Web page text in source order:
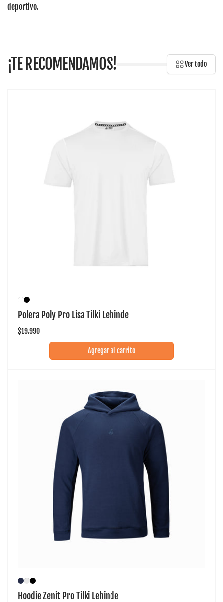
deportivo.
¡TE RECOMENDAMOS! Ver todo
Polera Poly Pro Lisa Tilki Lehinde
Precio
$19.990
Agregar al carrito
Hoodie Zenit Pro Tilki Lehinde